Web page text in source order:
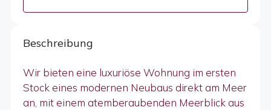
Beschreibung
Wir bieten eine luxuriöse Wohnung im ersten
Stock eines modernen Neubaus direkt am Meer
an, mit einem atemberaubenden Meerblick aus